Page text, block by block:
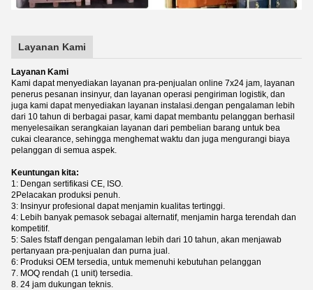
Layanan Kami
Layanan Kami
Kami dapat menyediakan layanan pra-penjualan online 7x24 jam, layanan
penerus pesanan insinyur, dan layanan operasi pengiriman logistik, dan
juga kami dapat menyediakan layanan instalasi.dengan pengalaman lebih
dari 10 tahun di berbagai pasar, kami dapat membantu pelanggan berhasil
menyelesaikan serangkaian layanan dari pembelian barang untuk bea
cukai clearance, sehingga menghemat waktu dan juga mengurangi biaya
pelanggan di semua aspek.
Keuntungan kita:
1: Dengan sertifikasi CE, ISO.
2Pelacakan produksi penuh.
3: Insinyur profesional dapat menjamin kualitas tertinggi.
4: Lebih banyak pemasok sebagai alternatif, menjamin harga terendah dan
kompetitif.
5: Sales fstaff dengan pengalaman lebih dari 10 tahun, akan menjawab
pertanyaan pra-penjualan dan purna jual.
6: Produksi OEM tersedia, untuk memenuhi kebutuhan pelanggan
7. MOQ rendah (1 unit) tersedia.
8. 24 jam dukungan teknis.